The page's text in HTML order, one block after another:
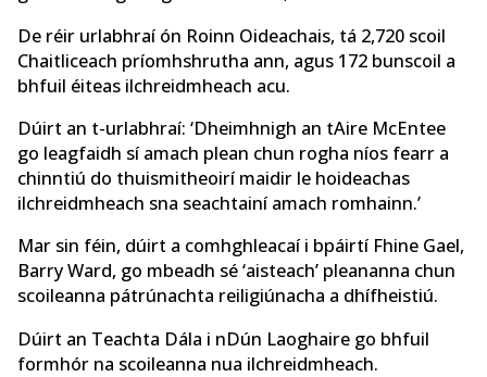
De réir urlabhraí ón Roinn Oideachais, tá 2,720 scoil
Chaitliceach príomhshrutha ann, agus 172 bunscoil a
bhfuil éiteas ilchreidmheach acu.
Dúirt an t-urlabhraí: ‘Dheimhnigh an tAire McEntee
go leagfaidh sí amach plean chun rogha níos fearr a
chinntiú do thuismitheoirí maidir le hoideachas
ilchreidmheach sna seachtainí amach romhainn.’
Mar sin féin, dúirt a comhghleacaí i bpáirtí Fhine Gael,
Barry Ward, go mbeadh sé ‘aisteach’ pleananna chun
scoileanna pátrúnachta reiligiúnacha a dhífheistiú.
Dúirt an Teachta Dála i nDún Laoghaire go bhfuil
formhór na scoileanna nua ilchreidmheach.